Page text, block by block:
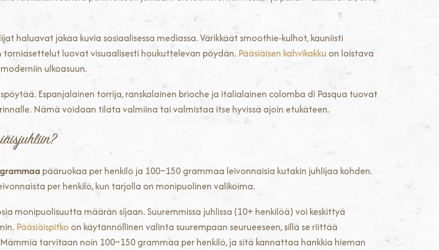
haluavat jakaa kuvia sosiaalisessa mediassa. Värikkäät smoothie-kulhot, kauniisti
luovat visuaalisesti houkuttelevan pöydän. Pääsiäisen kahvikakku on loistava
ulkoasuun.
Espanjalainen torrija, ranskalainen brioche ja italialainen colomba di Pasqua tuovat
Nämä voidaan tilata valmiina tai valmistaa itse hyvissä ajoin etukäteen.
pääruokaa per henkilö ja 100–150 grammaa leivonnaisia kutakin juhlijaa kohden.
per henkilö, kun tarjolla on monipuolinen valikoima.
monipuolisuutta määrän sijaan. Suuremmissa juhlissa (10+ henkilöä) voi keskittyä
Pääsiäispitko on käytännöllinen valinta suurempaan seurueeseen, sillä se riittää
tarvitaan noin 100–150 grammaa per henkilö, ja sitä kannattaa hankkia hieman